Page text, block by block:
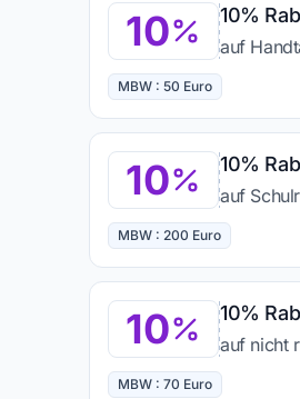
10 10%
auf
MBW : 50 Euro
10 10%
auf
MBW : 200 Euro
10 10%
auf nicht
MBW : 70 Euro